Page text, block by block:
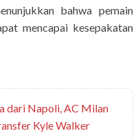
bahwa pemain
mencapai kesepakatan
dari Napoli, AC Milan
Kyle Walker